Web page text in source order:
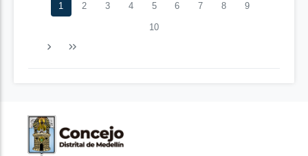
1 2 3 4 5 6 7 8 9
10